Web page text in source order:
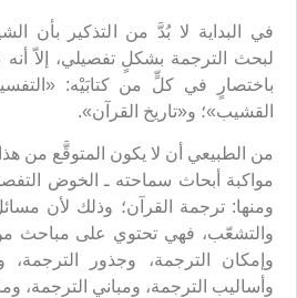
في البداية لا بُدَّ من التذكير بأن
لبحث الترجمة بشكلٍ تفصيلي، إلاّ أنه
باختصارٍ في كلٍّ من كتابَيْه:
القشيب»؛ و«تاريخ القرآن».
من الطبيعي أن لا يكون المتوقَّع من
مواكبة أبحاث سماحته ـ الخوض
ومنها: ترجمة القرآن؛ وذلك لأن
والتشعّب، فهي تحتوي على مباحث
وإمكان الترجمة، وجذور الترجمة،
وأساليب الترجمة، ومباني الترجمة،